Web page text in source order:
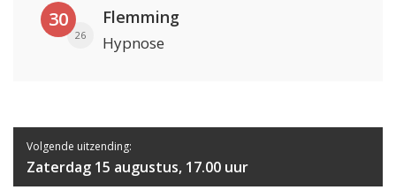
30
26
Flemming
Hypnose
Volgende uitzending:
Zaterdag 15 augustus, 17.00 uur